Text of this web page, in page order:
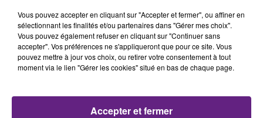
photovoltaïque des Grandes Terres.
Publié : 1er novembre 2024 à 12h30 par la rédaction
Vous pouvez accepter en cliquant sur "Accepter et fermer", ou affiner en
sélectionnant les finalités et/ou partenaires dans "Gérer mes choix".
Vous pouvez également refuser en cliquant sur "Continuer sans
accepter". Vos préférences ne s'appliqueront que pour ce site. Vous
pouvez mettre à jour vos choix, ou retirer votre consentement à tout
moment via le lien "Gérer les cookies" situé en bas de chaque page.
Accepter et fermer